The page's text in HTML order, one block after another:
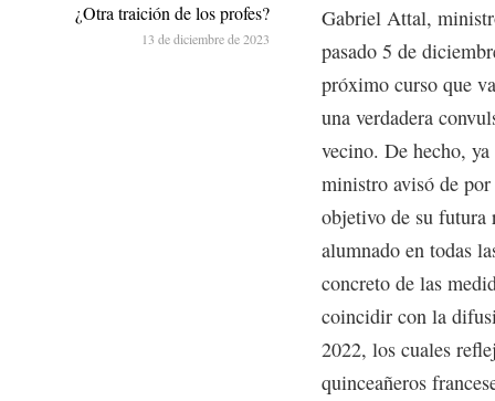
Gabriel Attal,
pasado 5 de
próximo curso que
una verdadera
vecino. De hecho,
ministro avisó de
objetivo de su futura
alumnado en todas
concreto de las
coincidir con la
2022, los cuales
quinceañeros
¿Otra traición de los profes?
13 de diciembre de 2023